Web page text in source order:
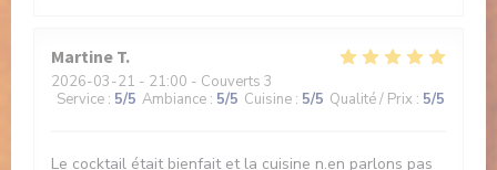
Martine T
2026-03-21 - 21:00 - Couverts 3
Service : 5/5 Ambiance : 5/5 Cuisine : 5/5 Qualité / Prix : 5/5
Le cocktail était bienfait et la cuisine n.en parlons pas